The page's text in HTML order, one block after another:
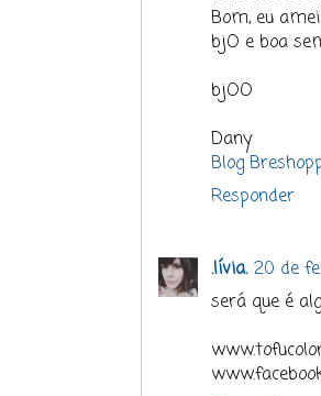
Bom, eu
bjO e boa
bjOO
Dany
Blog
Responder
.lívia. 20 de
será que é